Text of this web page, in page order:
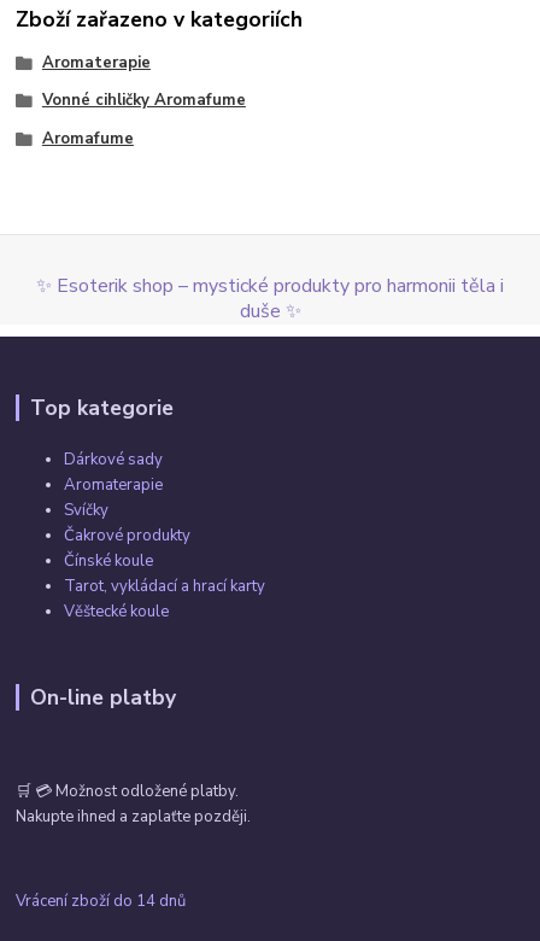
Zboží zařazeno v kategoriích
Aromaterapie
Vonné cihličky Aromafume
Aromafume
✨ Esoterik shop – mystické produkty pro harmonii těla i
duše ✨
Top kategorie
Dárkové sady
Aromaterapie
Svíčky
Čakrové produkty
Čínské koule
Tarot, vykládací a hrací karty
Věštecké koule
On-line platby
🛒 💳 Možnost odložené platby.
Nakupte ihned a zaplaťte později.
Vrácení zboží do 14 dnů